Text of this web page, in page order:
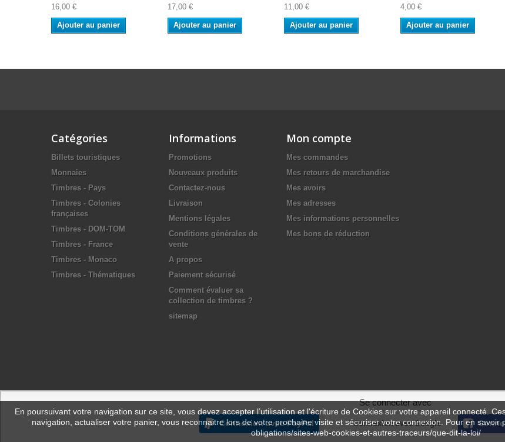
16,00 €
Ajouter au panier
17,00 €
Ajouter au panier
11,00 €
Ajouter au panier
4,00 €
Ajouter au panier
Catégories
Billets touristiques
Monnaies
Timbres - Pays
Timbres - Colonies
françaises
Timbres - DOM-TOM
Timbres - France
Timbres - Monaco
Timbres - Thématiques
Informations
Promotions
Nouveaux produits
Contactez-nous
Livraison
Mentions légales
Conditions générales de
vente
A propos
Paiement sécurisé
Comment évaluer sa
collection de timbres ?
sitemap
Mon compte
Mes commandes
Mes retours de marchandise
Mes avoirs
Mes adresses
Mes informations personnelles
Mes bons de réduction
En poursuivant votre navigation sur ce site, vous devez accepter l’utilisation et l'écriture de Cookies sur votre appareil connecté.
navigation, actualiser votre panier, vous reconnaitre lors de votre prochaine visite et sécuriser votre connexion. Pour en
obligations/sites-web-cookies-et-autres-traceurs/que-dit-la-loi/
Se connecter avec
Connexion avec PayPal Connexion avec Google